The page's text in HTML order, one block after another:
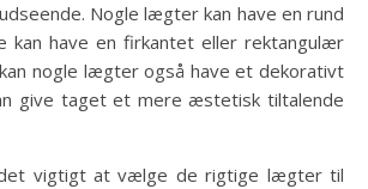
Nogle lægter kan have en rund
kan have en firkantet eller rektangulær
nogle lægter også have et dekorativt
give taget et mere æstetisk tiltalende
vigtigt at vælge de rigtige lægter til